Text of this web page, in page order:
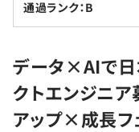
転職成功ガイド
転職エージェント
インタビュー
転職成功ガイド
新卒就活
求人検索
本選考
学習
通過ランク：B
データ×AIで日
クトエンジニ
アップ×成長フ